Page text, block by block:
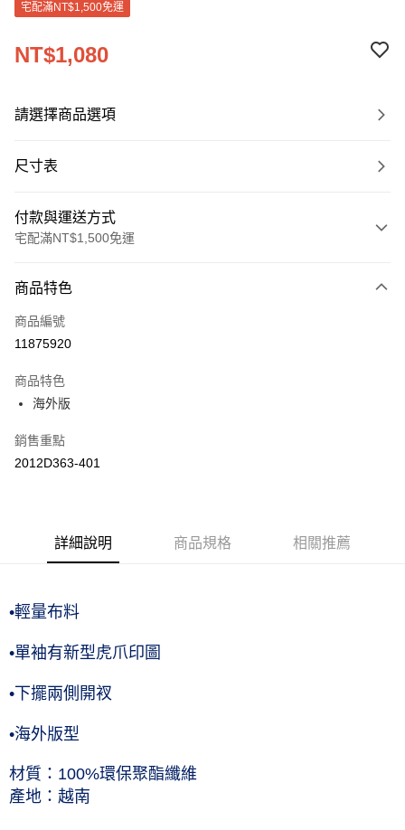
宅配滿NT$1,500免運
NT$1,080
請選擇商品選項
尺寸表
付款與運送方式
宅配滿NT$1,500免運
信用卡一次付款
運送方式
黑貓宅急便 (僅限台灣本島，離島恕不配送) 預計2-3個工作天到貨
每筆NT$120，滿NT$1,500(含以上)免運費
商品特色
商品編號
11875920
商品特色
海外版
銷售重點
2012D363-401
詳細說明 商品規格 相關推薦
•輕量布料
•單袖有新型虎爪印圖
•下擺兩側開衩
•海外版型
材質：100%環保聚酯纖維
產地：越南